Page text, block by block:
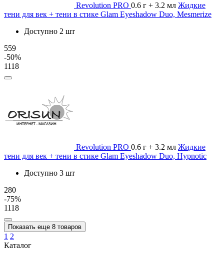
Revolution PRO 0.6 г + 3.2 мл Жидкие
тени для век + тени в стике Glam Eyeshadow Duo, Mesmerize
Доступно 2 шт
559
-50%
1118
Revolution PRO 0.6 г + 3.2 мл Жидкие
тени для век + тени в стике Glam Eyeshadow Duo, Hypnotic
Доступно 3 шт
280
-75%
1118
Показать еще 8 товаров
1 2
Каталог